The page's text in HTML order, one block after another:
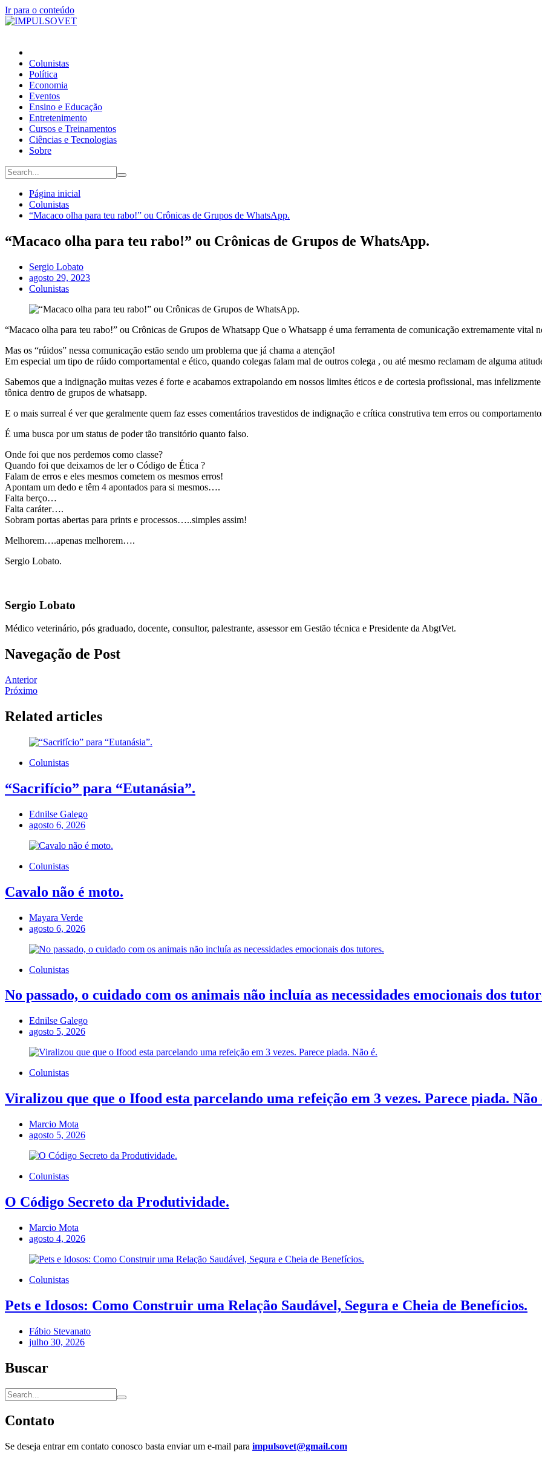
Ir para o conteúdo
Colunistas
Política
Economia
Eventos
Ensino e Educação
Entretenimento
Cursos e Treinamentos
Ciências e Tecnologias
Sobre
Página inicial
Colunistas
“Macaco olha para teu rabo!” ou Crônicas de Grupos de WhatsApp.
“Macaco olha para teu rabo!” ou Crônicas de Grupos de WhatsApp.
Sergio Lobato
agosto 29, 2023
Colunistas
“Macaco olha para teu rabo!” ou Crônicas de Grupos de Whatsapp Que o Whatsapp é uma ferramenta de comunicação extremamente vital
Mas os “rúidos” nessa comunicação estão sendo um problema que já chama a atenção!
Em especial um tipo de rúido comportamental e ético, quando colegas falam mal de outros colega , ou até mesmo reclamam de alguma
Sabemos que a indignação muitas vezes é forte e acabamos extrapolando em nossos limites éticos e de cortesia profissional, mas
tônica dentro de grupos de whatsapp.
E o mais surreal é ver que geralmente quem faz esses comentários travestidos de indignação e crítica construtiva tem erros ou
É uma busca por um status de poder tão transitório quanto falso.
Onde foi que nos perdemos como classe?
Quando foi que deixamos de ler o Código de Ética ?
Falam de erros e eles mesmos cometem os mesmos erros!
Apontam um dedo e têm 4 apontados para si mesmos….
Falta berço…
Falta caráter….
Sobram portas abertas para prints e processos…..simples assim!
Melhorem….apenas melhorem….
Sergio Lobato.
Sergio Lobato
Médico veterinário, pós graduado, docente, consultor, palestrante, assessor em Gestão técnica e Presidente da AbgtVet.
Navegação de Post
Anterior
Próximo
Related articles
Colunistas
“Sacrifício” para “Eutanásia”.
Ednilse Galego
agosto 6, 2026
Colunistas
Cavalo não é moto.
Mayara Verde
agosto 6, 2026
Colunistas
No passado, o cuidado com os animais não incluía as necessidades emocionais dos
Ednilse Galego
agosto 5, 2026
Colunistas
Viralizou que que o Ifood esta parcelando uma refeição em 3 vezes. Parece piada. Não
Marcio Mota
agosto 5, 2026
Colunistas
O Código Secreto da Produtividade.
Marcio Mota
agosto 4, 2026
Colunistas
Pets e Idosos: Como Construir uma Relação Saudável, Segura e Cheia de Benefícios.
Fábio Stevanato
julho 30, 2026
Buscar
Contato
Se deseja entrar em contato conosco basta enviar um e-mail para impulsovet@gmail.com